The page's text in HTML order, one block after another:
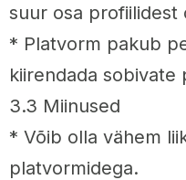
suur osa profiilidest
* Platvorm pakub
kiirendada
3.3 Miinused
* Võib olla vähem
platvormidega.